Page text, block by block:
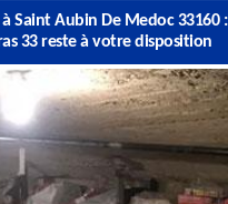
Saint Aubin De Medoc 33160 :
33 reste à votre disposition